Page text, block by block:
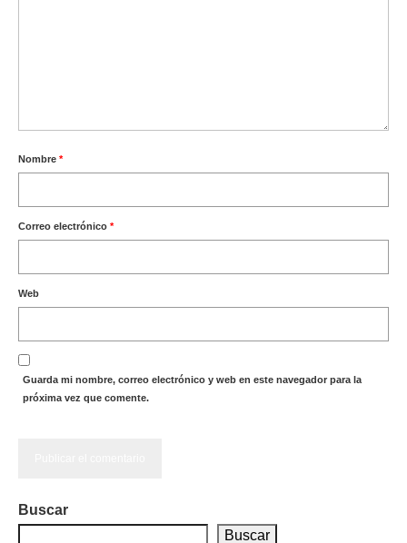
Nombre *
Correo electrónico *
Web
Guarda mi nombre, correo electrónico y web en este navegador para la
próxima vez que comente.
Buscar
Buscar